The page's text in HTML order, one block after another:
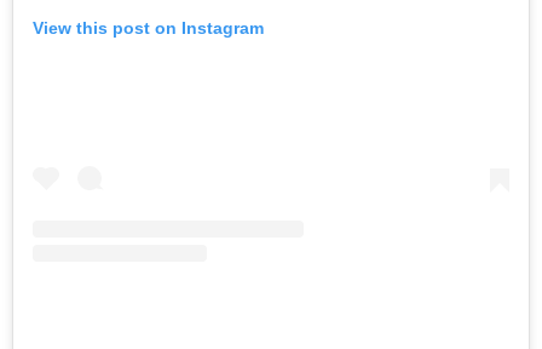
View this post on Instagram